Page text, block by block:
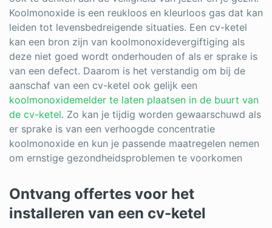
Koolmonoxide is een reukloos en kleurloos gas dat kan
leiden tot levensbedreigende situaties. Een cv-ketel
kan een bron zijn van koolmonoxidevergiftiging als
deze niet goed wordt onderhouden of als er sprake is
van een defect. Daarom is het verstandig om bij de
aanschaf van een cv-ketel ook gelijk een
koolmonoxidemelder te laten plaatsen in de buurt van
de cv-ketel. Zo kan je tijdig worden gewaarschuwd als
er sprake is van een verhoogde concentratie
koolmonoxide en kun je passende maatregelen nemen
om ernstige gezondheidsproblemen te voorkomen
Ontvang offertes voor het
installeren van een cv-ketel